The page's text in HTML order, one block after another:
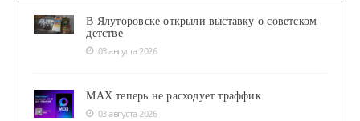
В Ялуторовске открыли выставку о советском
детстве
03 августа 2026
MAX теперь не расходует траффик
03 августа 2026